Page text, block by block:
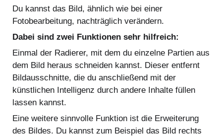
Du kannst das Bild, ähnlich wie bei einer
Fotobearbeitung, nachträglich verändern.
Dabei sind zwei Funktionen sehr hilfreich:
Einmal der Radierer, mit dem du einzelne Partien aus
dem Bild heraus schneiden kannst. Dieser entfernt
Bildausschnitte, die du anschließend mit der
künstlichen Intelligenz durch andere Inhalte füllen
lassen kannst.
Eine weitere sinnvolle Funktion ist die Erweiterung
des Bildes. Du kannst zum Beispiel das Bild rechts